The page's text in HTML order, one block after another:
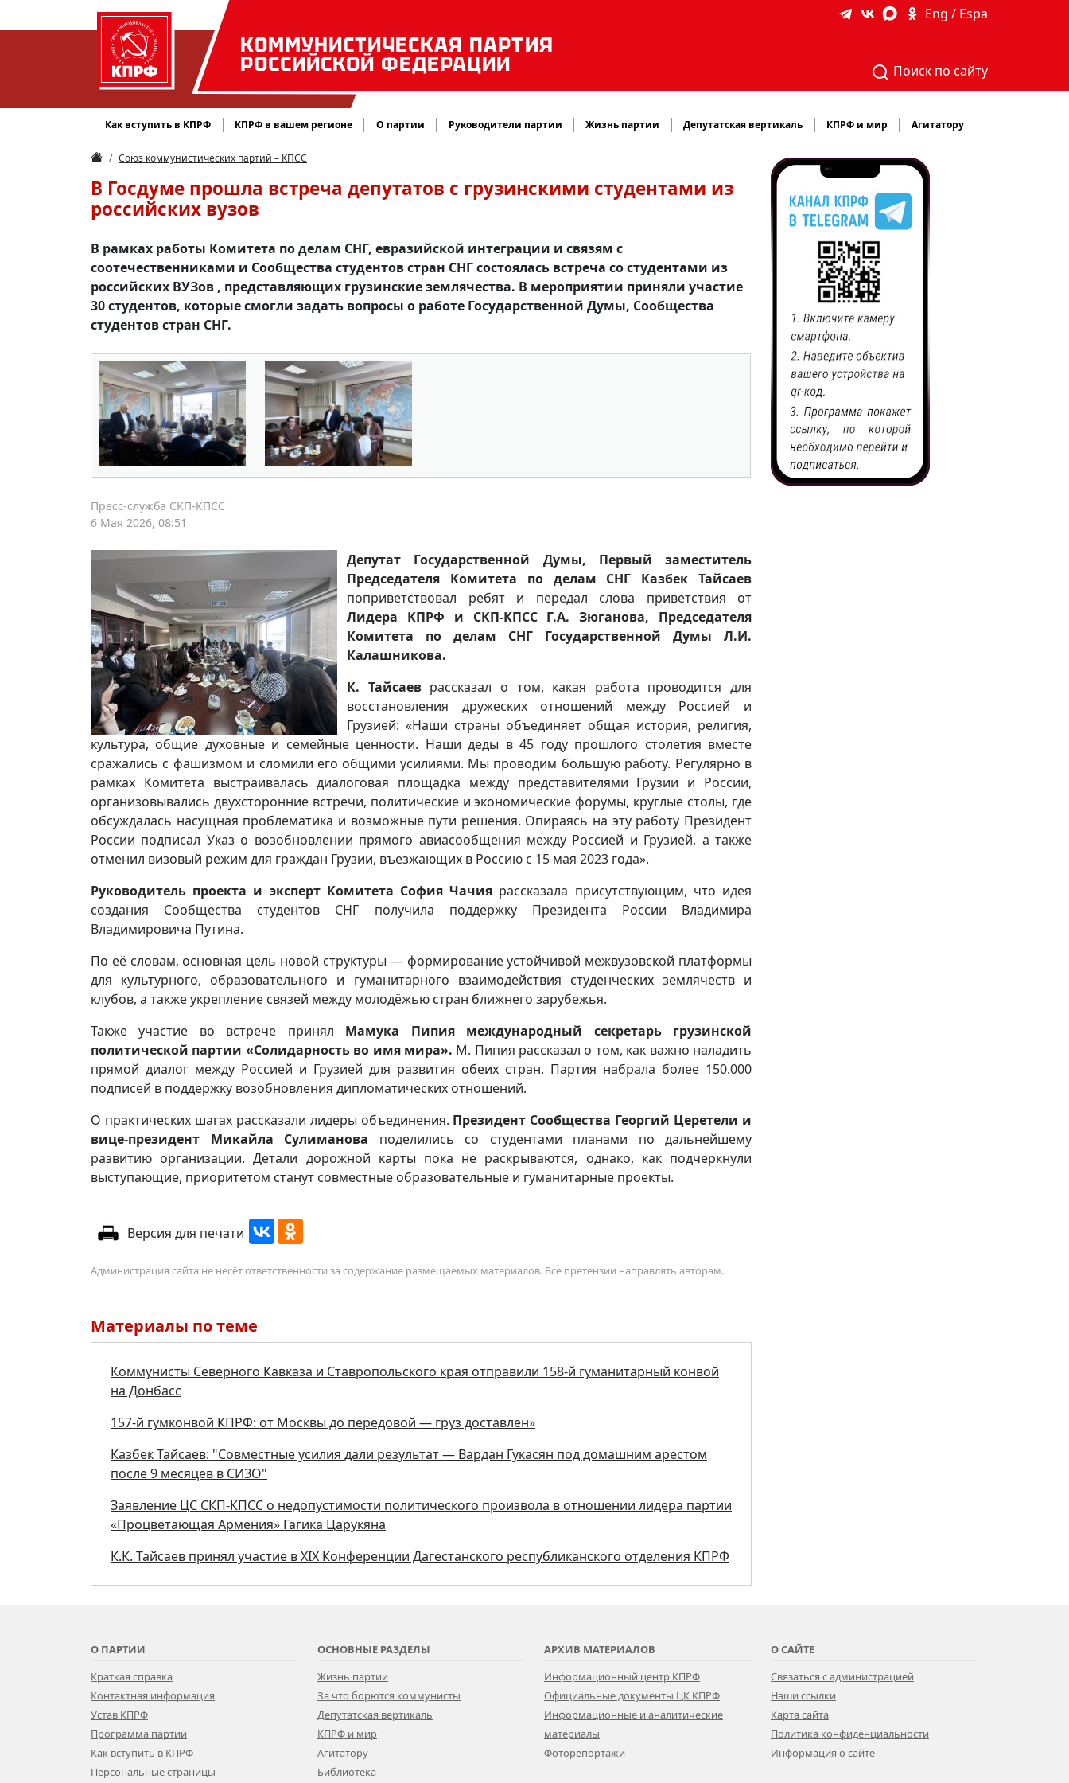
КОММУНИСТИЧЕСКАЯ ПАРТИЯ
РОССИЙСКОЙ ФЕДЕРАЦИИ
Eng / Espa
Поиск по сайту
Как вступить в КПРФ КПРФ в вашем регионе О партии Руководители партии Жизнь партии Депутатская вертикаль КПРФ и мир Агитатору
Союз коммунистических партий – КПСС
В Госдуме прошла встреча депутатов с грузинскими студентами из
российских вузов
В рамках работы Комитета по делам СНГ, евразийской интеграции и связям с
соотечественниками и Сообщества студентов стран СНГ состоялась встреча со студентами из
российских ВУЗов , представляющих грузинские землячества. В мероприятии приняли участие
30 студентов, которые смогли задать вопросы о работе Государственной Думы, Сообщества
студентов стран СНГ.
Пресс-служба СКП-КПСС
6 Мая 2026, 08:51
Депутат Государственной Думы, Первый заместитель
Председателя Комитета по делам СНГ Казбек Тайсаев
поприветствовал ребят и передал слова приветствия от
Лидера КПРФ и СКП-КПСС Г.А. Зюганова, Председателя
Комитета по делам СНГ Государственной Думы Л.И.
Калашникова.
К. Тайсаеврассказал о том, какая работа проводится для
восстановления дружеских отношений между Россией и
Грузией: «Наши страны объединяет общая история, религия,
культура, общие духовные и семейные ценности. Наши деды в 45 году прошлого столетия вместе
сражались с фашизмом и сломили его общими усилиями. Мы проводим большую работу. Регулярно в
рамках Комитета выстраивалась диалоговая площадка между представителями Грузии и России,
организовывались двухсторонние встречи, политические и экономические форумы, круглые столы, где
обсуждалась насущная проблематика и возможные пути решения. Опираясь на эту работу Президент
России подписал Указ о возобновлении прямого авиасообщения между Россией и Грузией, а также
отменил визовый режим для граждан Грузии, въезжающих в Россию с 15 мая 2023 года».
Руководитель проекта и эксперт Комитета София Чачия рассказала присутствующим, что идея
создания Сообщества студентов СНГ получила поддержку Президента России Владимира
Владимировича Путина.
По её словам, основная цель новой структуры — формирование устойчивой межвузовской платформы
для культурного, образовательного и гуманитарного взаимодействия студенческих землячеств и
клубов, а также укрепление связей между молодёжью стран ближнего зарубежья.
Также участие во встрече принял Мамука Пипия международный секретарь грузинской
политической партии «Солидарность во имя мира». М. Пипия рассказал о том, как важно наладить
прямой диалог между Россией и Грузией для развития обеих стран. Партия набрала более 150.000
подписей в поддержку возобновления дипломатических отношений.
О практических шагах рассказали лидеры объединения. Президент Сообщества Георгий Церетели и
вице-президент Микайла Сулиманова поделились со студентами планами по дальнейшему
развитию организации. Детали дорожной карты пока не раскрываются, однако, как подчеркнули
выступающие, приоритетом станут совместные образовательные и гуманитарные проекты.
Версия для печати
Администрация сайта не несёт ответственности за содержание размещаемых материалов. Все претензии направлять авторам.
Материалы по теме
Коммунисты Северного Кавказа и Ставропольского края отправили 158-й гуманитарный конвой
на Донбасс
157-й гумконвой КПРФ: от Москвы до передовой — груз доставлен»
Казбек Тайсаев: "Совместные усилия дали результат — Вардан Гукасян под домашним арестом
после 9 месяцев в СИЗО"
Заявление ЦС СКП-КПСС о недопустимости политического произвола в отношении лидера партии
«Процветающая Армения» Гагика Царукяна
К.К. Тайсаев принял участие в ХIХ Конференции Дагестанского республиканского отделения КПРФ
О ПАРТИИ
Краткая справка
Контактная информация
Устав КПРФ
Программа партии
Как вступить в КПРФ
Персональные страницы
ОСНОВНЫЕ РАЗДЕЛЫ
Жизнь партии
За что борются коммунисты
Депутатская вертикаль
КПРФ и мир
Агитатору
Библиотека
АРХИВ МАТЕРИАЛОВ
Информационный центр КПРФ
Официальные документы ЦК КПРФ
Информационные и аналитические
материалы
Фоторепортажи
О САЙТЕ
Связаться с администрацией
Наши ссылки
Карта сайта
Политика конфиденциальности
Информация о сайте